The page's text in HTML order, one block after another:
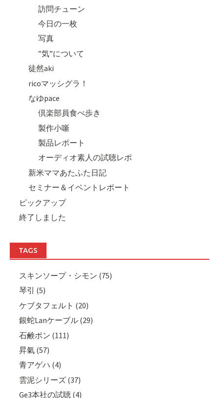
訪問チューン
今日の一枚
写真
”気”について
徒然aki
ricoマッシグラ！
なゆpace
倶楽部員食べ歩き
製作小噺
製品レポート
オーディオ素人の試聴レポ
新米ママあたふた日記
セミナー＆イベントレポート
ピックアップ
終了しました
TAGS
スキンソープ・シモン (75)
琴引 (5)
ケブタフェルト (20)
銀蛇Lanケーブル (29)
石鹸ポン (111)
昇氣 (57)
青アゲハ (4)
雲泥シリーズ (37)
Ge3本社の試聴 (4)